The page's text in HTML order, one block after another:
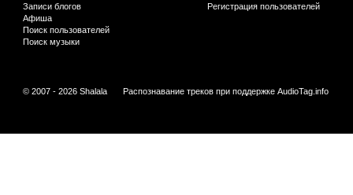
Записи блогов
Афиша
Поиск пользователей
Поиск музыки
Регистрация пользователей
© 2007 - 2026 Shalala Распознавание треков при поддержке AudioTag.info